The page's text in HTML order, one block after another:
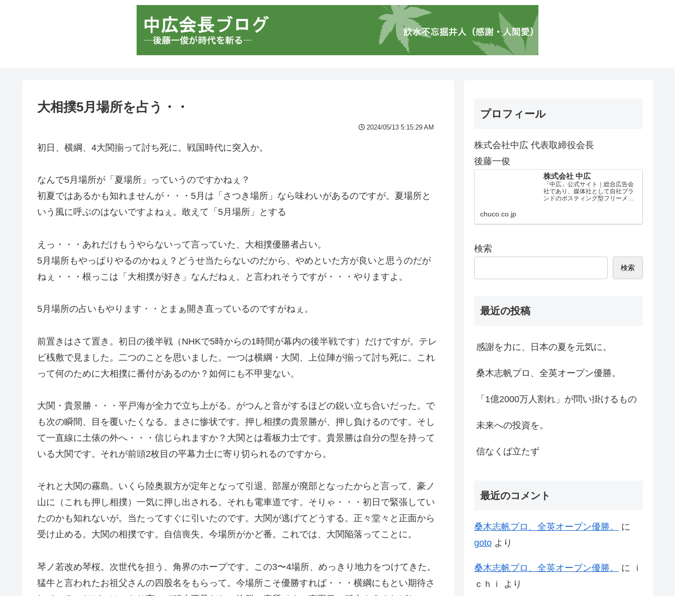
大相撲5月場所を占う・・
2024/05/13 5:15:29 AM
初日、横綱、4大関揃って討ち死に。戦国時代に突入か。
なんで5月場所が「夏場所」っていうのですかねぇ？
初夏ではあるかも知れませんが・・・5月は「さつき場所」なら味わいがあるのですが。夏場所と
いう風に呼ぶのはないですよねぇ。敢えて「5月場所」とする
えっ・・・あれだけもうやらないって言っていた、大相撲優勝者占い。
5月場所もやっぱりやるのかねぇ？どうせ当たらないのだから、やめといた方が良いと思うのだが
ねぇ・・・根っこは「大相撲が好き」なんだねぇ。と言われそうですが・・・やりますよ。
5月場所の占いもやります・・とまぁ開き直っているのですがねぇ。
前置きはさて置き。初日の後半戦（NHKで5時からの1時間が幕内の後半戦です）だけですが。テレ
ビ桟敷で見ました。二つのことを思いました。一つは横綱・大関、上位陣が揃って討ち死に。これ
って何のために大相撲に番付があるのか？如何にも不甲斐ない。
大関・貴景勝・・・平戸海が全力で立ち上がる。がつんと音がするほどの鋭い立ち合いだった。で
も次の瞬間、目を覆いたくなる。まさに惨状です。押し相撲の貴景勝が、押し負けるのです。そし
て一直線に土俵の外へ・・・信じられますか？大関とは看板力士です。貴景勝は自分の型を持って
いる大関です。それが前頭2枚目の平幕力士に寄り切られるのですから。
それと大関の霧島。いくら陸奥親方が定年となって引退、部屋が廃部となったからと言って、豪ノ
山に（これも押し相撲）一気に押し出される。それも電車道です。そりゃ・・・初日で緊張してい
たのかも知れないが。当たってすぐに引いたのです。大関が逃げてどうする。正々堂々と正面から
受け止める。大関の相撲です。自信喪失。今場所がかど番。これでは、大関陥落ってことに。
琴ノ若改め琴桜。次世代を担う、角界のホープです。この3〜4場所、めっきり地力をつけてきた。
猛牛と言われたお祖父さんの四股名をもらって。今場所こそ優勝すれば・・・横綱にもとい期待さ
プロフィール
株式会社中広 代表取締役会長
後藤一俊
株式会社 中広
「中広」公式サイト｜総合広告会
社であり、媒体社として自社ブラ
ンドのポスティング型フリーメデ
chuco.co.jp
検索
検索
最近の投稿
感謝を力に、日本の夏を元気に。
桑木志帆プロ、全英オープン優勝。
「1億2000万人割れ」が問い掛けるもの
未来への投資を。
信なくば立たず
最近のコメント
桑木志帆プロ、全英オープン優勝。
に
goto より
桑木志帆プロ、全英オープン優勝。 に
ｉ
ｃｈｉ
より